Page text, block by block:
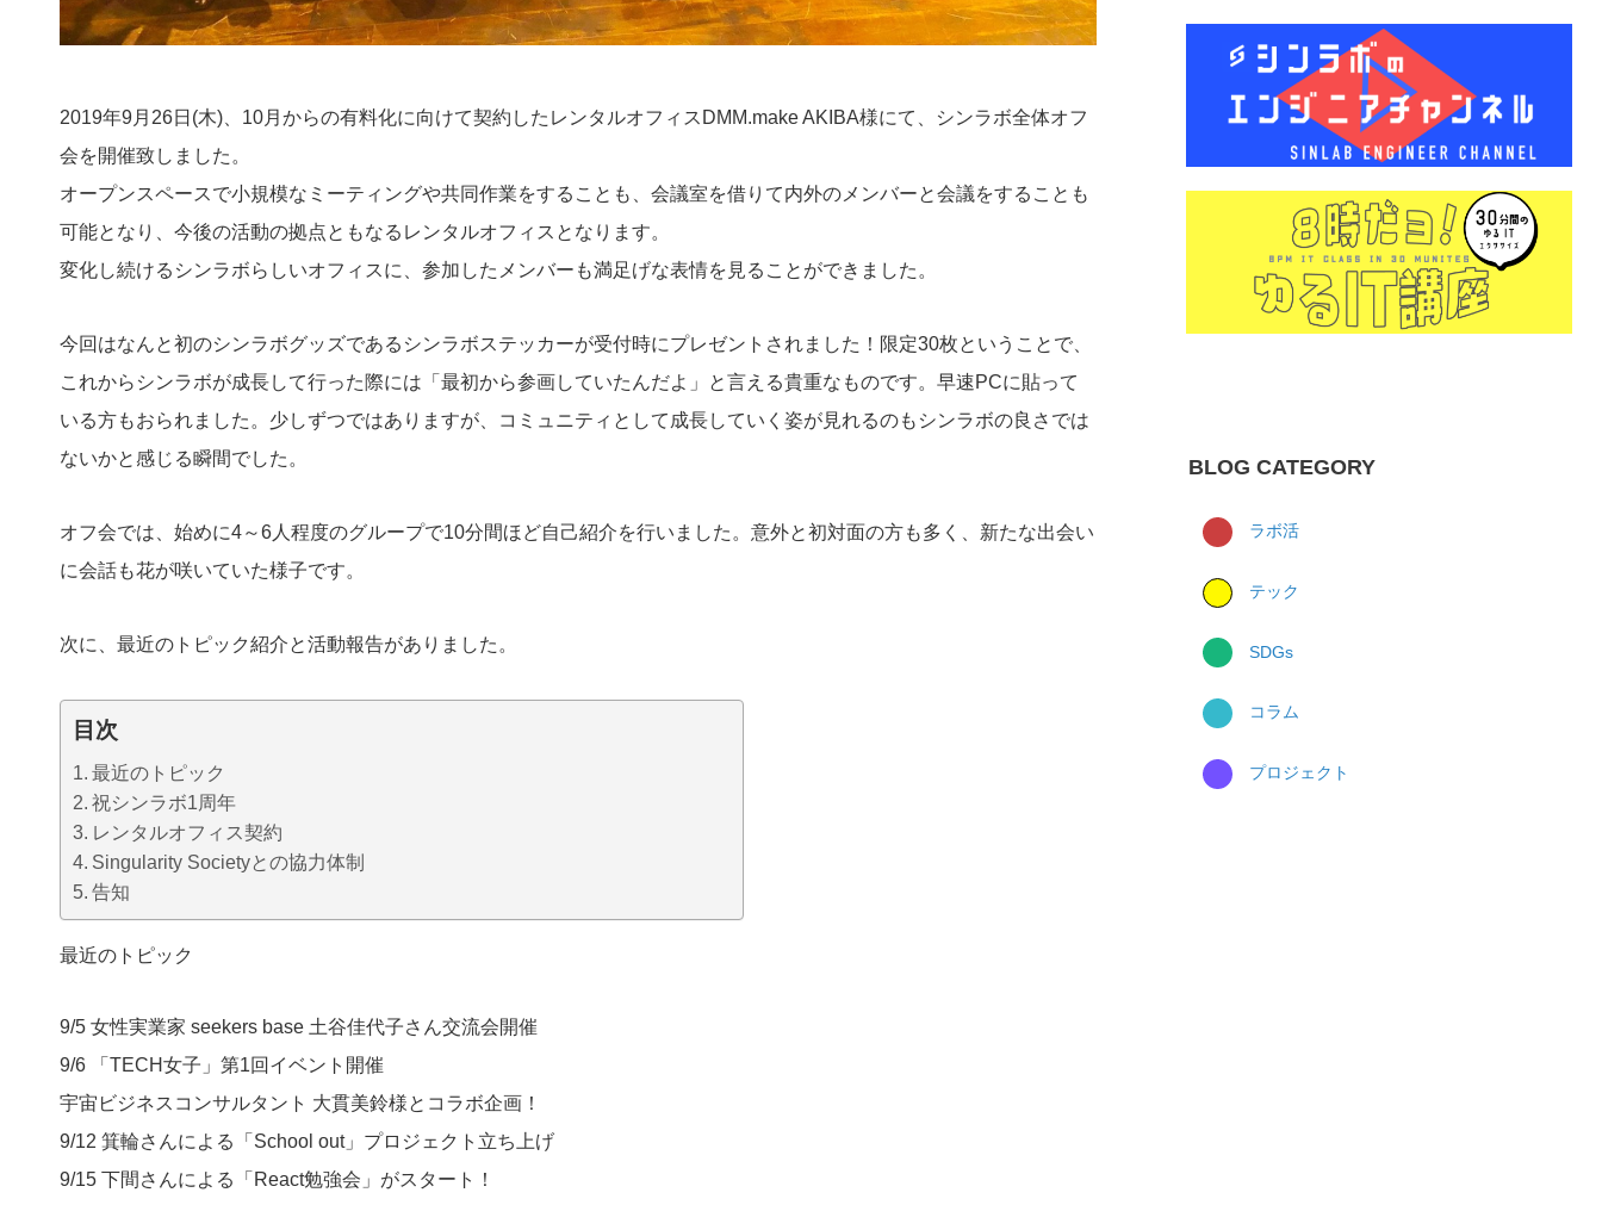
2019年9月26日(木)、10月からの有料化に向けて契約したレンタルオフィスDMM.make AKIBA様にて、シンラボ全体オフ
会を開催致しました。
オープンスペースで小規模なミーティングや共同作業をすることも、会議室を借りて内外のメンバーと会議をすることも
可能となり、今後の活動の拠点ともなるレンタルオフィスとなります。
変化し続けるシンラボらしいオフィスに、参加したメンバーも満足げな表情を見ることができました。
今回はなんと初のシンラボグッズであるシンラボステッカーが受付時にプレゼントされました！限定30枚ということで、
これからシンラボが成長して行った際には「最初から参画していたんだよ」と言える貴重なものです。早速PCに貼って
いる方もおられました。少しずつではありますが、コミュニティとして成長していく姿が見れるのもシンラボの良さでは
ないかと感じる瞬間でした。
オフ会では、始めに4～6人程度のグループで10分間ほど自己紹介を行いました。意外と初対面の方も多く、新たな出会い
に会話も花が咲いていた様子です。
次に、最近のトピック紹介と活動報告がありました。
目次
最近のトピック
祝シンラボ1周年
レンタルオフィス契約
Singularity Societyとの協力体制
告知
最近のトピック
9/5 女性実業家 seekers base 土谷佳代子さん交流会開催
9/6 「TECH女子」第1回イベント開催
宇宙ビジネスコンサルタント 大貫美鈴様とコラボ企画！
9/12 箕輪さんによる「School out」プロジェクト立ち上げ
9/15 下間さんによる「React勉強会」がスタート！
BLOG CATEGORY
ラボ活
テック
SDGs
コラム
プロジェクト